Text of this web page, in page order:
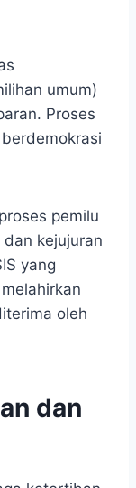
umum)
Proses
pemilu
dan kejujuran
yang
oleh
dan